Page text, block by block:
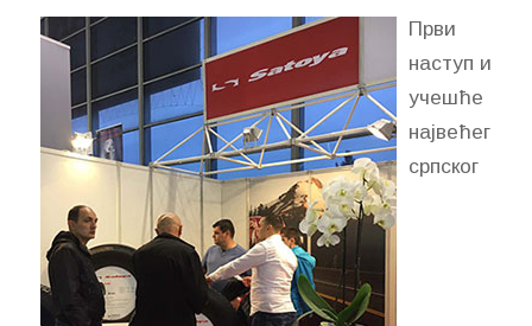
Први
наступ и
учешће
највећег
српског